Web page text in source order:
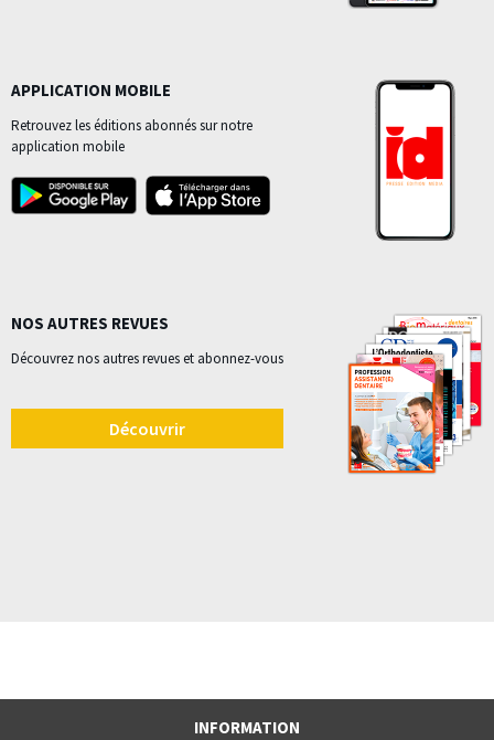
APPLICATION MOBILE
Retrouvez les éditions abonnés sur notre
application mobile
NOS AUTRES REVUES
Découvrez nos autres revues et abonnez-vous
Découvrir
INFORMATION